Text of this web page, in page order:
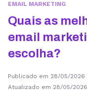
EMAIL MARKETING
Quais as
email
escolha?
Publicado em 28/05/2026
Atualizado em 28/05/2026